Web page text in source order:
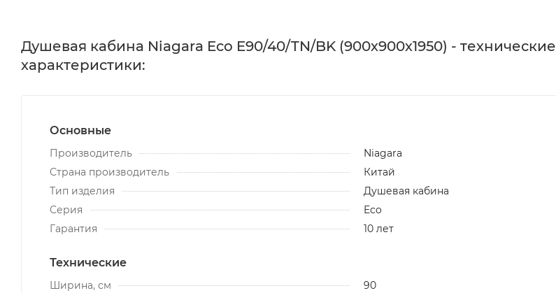
Душевая кабина Niagara Eco E90/40/TN/BK (900х900х1950) - технические
характеристики:
Основные
Производитель
Niagara
Страна производитель
Китай
Тип изделия
Душевая кабина
Серия
Eco
Гарантия
10 лет
Технические
Ширина, см
90